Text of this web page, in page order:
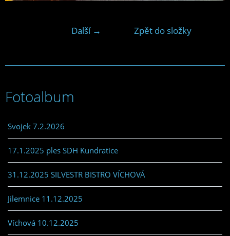
Další → Zpět do složky
Fotoalbum
Svojek 7.2.2026
17.1.2025 ples SDH Kundratice
31.12.2025 SILVESTR BISTRO VÍCHOVÁ
Jilemnice 11.12.2025
Víchová 10.12.2025